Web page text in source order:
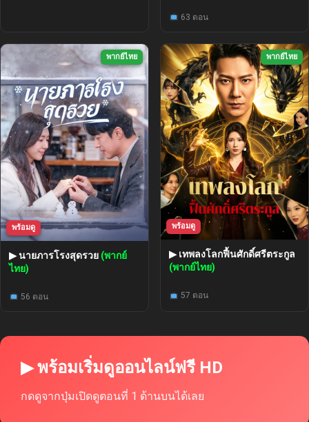
63 ตอน
พากย์ไทย
พร้อมดู
▶ นายภารโรงสุดรวย (พากย์
ไทย)
56 ตอน
พากย์ไทย
พร้อมดู
▶ เทพลงโลกฟื้นศักดิ์ศรีตระกูล
(พากย์ไทย)
57 ตอน
▶ พร้อมเริ่มดูออนไลน์ฟรี HD
กดดูจากปุ่มเปิดดูตอนที่ 1 ด้านบนได้เลย